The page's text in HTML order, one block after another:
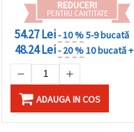
REDUCERI
PENTRU CANTITATE
54.27 Lei- 10 %5-9 bucată
48.24 Lei- 20 %10 bucată +
ADAUGA IN COS